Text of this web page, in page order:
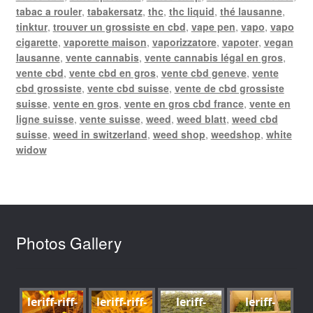
tabac a rouler, tabakersatz, thc, thc liquid, thé lausanne,
tinktur, trouver un grossiste en cbd, vape pen, vapo, vapo
cigarette, vaporette maison, vaporizzatore, vapoter, vegan
lausanne, vente cannabis, vente cannabis légal en gros,
vente cbd, vente cbd en gros, vente cbd geneve, vente
cbd grossiste, vente cbd suisse, vente de cbd grossiste
suisse, vente en gros, vente en gros cbd france, vente en
ligne suisse, vente suisse, weed, weed blatt, weed cbd
suisse, weed in switzerland, weed shop, weedshop, white
widow
Photos Gallery
leriff-riff-
leriff-riff-
leriff-
leriff-